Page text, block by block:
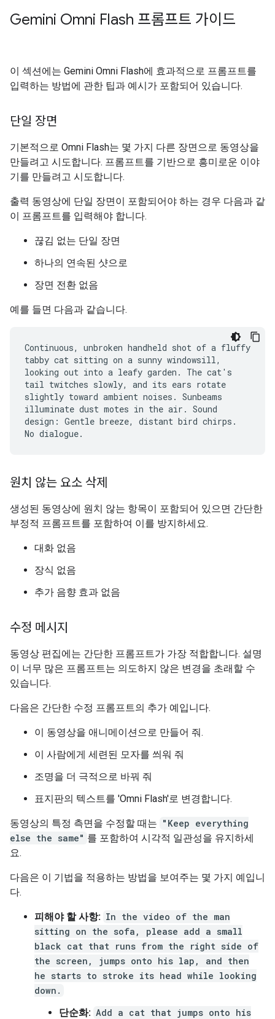
Gemini Omni Flash 프롬프트 가이드
이 섹션에는 Gemini Omni Flash에 효과적으로 프롬프트를
입력하는 방법에 관한 팁과 예시가 포함되어 있습니다.
단일 장면
기본적으로 Omni Flash는 몇 가지 다른 장면으로 동영상을
만들려고 시도합니다. 프롬프트를 기반으로 흥미로운 이야
기를 만들려고 시도합니다.
출력 동영상에 단일 장면이 포함되어야 하는 경우 다음과 같
이 프롬프트를 입력해야 합니다.
끊김 없는 단일 장면
하나의 연속된 샷으로
장면 전환 없음
예를 들면 다음과 같습니다.
Continuous, unbroken handheld shot of a fluffy
tabby cat sitting on a sunny windowsill,
looking out into a leafy garden. The cat's
tail twitches slowly, and its ears rotate
slightly toward ambient noises. Sunbeams
illuminate dust motes in the air. Sound
design: Gentle breeze, distant bird chirps.
No dialogue.
원치 않는 요소 삭제
생성된 동영상에 원치 않는 항목이 포함되어 있으면 간단한
부정적 프롬프트를 포함하여 이를 방지하세요.
대화 없음
장식 없음
추가 음향 효과 없음
수정 메시지
동영상 편집에는 간단한 프롬프트가 가장 적합합니다. 설명
이 너무 많은 프롬프트는 의도하지 않은 변경을 초래할 수
있습니다.
다음은 간단한 수정 프롬프트의 추가 예입니다.
이 동영상을 애니메이션으로 만들어 줘.
이 사람에게 세련된 모자를 씌워 줘
조명을 더 극적으로 바꿔 줘
표지판의 텍스트를 'Omni Flash'로 변경합니다.
동영상의 특정 측면을 수정할 때는 "Keep everything
else the same" 를 포함하여 시각적 일관성을 유지하세
요.
다음은 이 기법을 적용하는 방법을 보여주는 몇 가지 예입니
다.
피해야 할 사항: In the video of the man
sitting on the sofa, please add a small
black cat that runs from the right side of
the screen, jumps onto his lap, and then
he starts to stroke its head while looking
down.
단순화: Add a cat that jumps onto his